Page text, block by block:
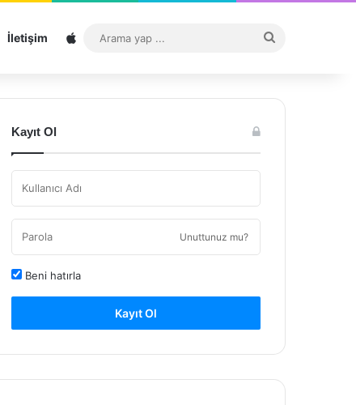
İletişim Sitemap
...
Kayıt Ol
Unuttunuz mu?
Beni hatırla
Kayıt Ol